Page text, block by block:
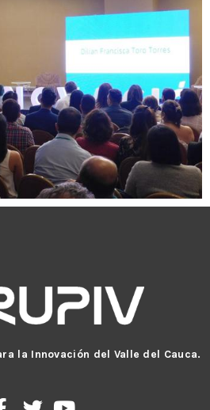
la Innovación del Valle del Cauca.
F
T
Y